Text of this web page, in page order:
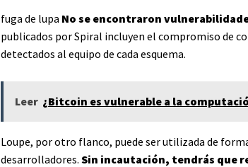
fuga de lupa No se encontraron
publicados por Spiral incluyen el compromiso de
detectados al equipo de cada esquema.
Leer ¿Bitcoin es vulnerable a la
Loupe, por otro flanco, puede ser utilizada de
desarrolladores. Sin incautación, tendrás que